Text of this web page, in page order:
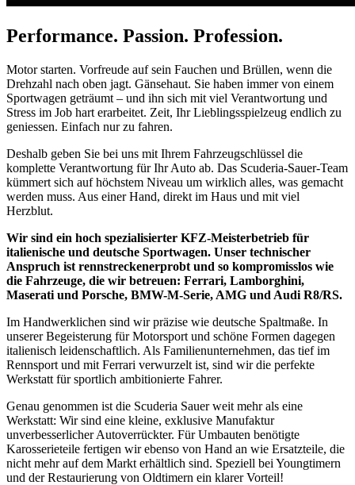
Performance. Passion. Profession.
Motor starten. Vorfreude auf sein Fauchen und Brüllen, wenn die
Drehzahl nach oben jagt. Gänsehaut. Sie haben immer von einem
Sportwagen geträumt – und ihn sich mit viel Verantwortung und
Stress im Job hart erarbeitet. Zeit, Ihr Lieblingsspielzeug endlich zu
geniessen. Einfach nur zu fahren.
Deshalb geben Sie bei uns mit Ihrem Fahrzeugschlüssel die
komplette Verantwortung für Ihr Auto ab. Das Scuderia-Sauer-Team
kümmert sich auf höchstem Niveau um wirklich alles, was gemacht
werden muss. Aus einer Hand, direkt im Haus und mit viel
Herzblut.
Wir sind ein hoch spezialisierter KFZ-Meisterbetrieb für
italienische und deutsche Sportwagen. Unser technischer
Anspruch ist rennstreckenerprobt und so kompromisslos wie
die Fahrzeuge, die wir betreuen: Ferrari, Lamborghini,
Maserati und Porsche, BMW-M-Serie, AMG und Audi R8/RS.
Im Handwerklichen sind wir präzise wie deutsche Spaltmaße. In
unserer Begeisterung für Motorsport und schöne Formen dagegen
italienisch leidenschaftlich. Als Familienunternehmen, das tief im
Rennsport und mit Ferrari verwurzelt ist, sind wir die perfekte
Werkstatt für sportlich ambitionierte Fahrer.
Genau genommen ist die Scuderia Sauer weit mehr als eine
Werkstatt: Wir sind eine kleine, exklusive Manufaktur
unverbesserlicher Autoverrückter. Für Umbauten benötigte
Karosserieteile fertigen wir ebenso von Hand an wie Ersatzteile, die
nicht mehr auf dem Markt erhältlich sind. Speziell bei Youngtimern
und der Restaurierung von Oldtimern ein klarer Vorteil!